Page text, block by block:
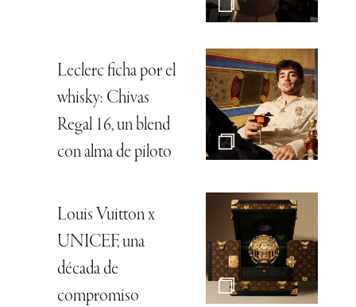
Leclerc ficha por el
whisky: Chivas
Regal 16, un blend
con alma de piloto
Louis Vuitton x
UNICEF, una
década de
compromiso